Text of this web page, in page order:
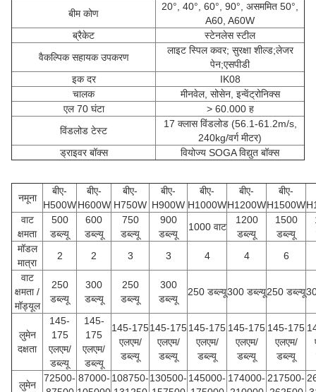
बीम कोण
20°, 40°, 60°, 90°, असममित 50°,
A60, A60W
ब्रैकेट
स्टेनलेस स्टील
वैकल्पिक सहायक उपकरण
लाइट स्पिल कवर; सुरक्षा शील्ड;लेजर
पेन;एसपीडी
इक दर
IK08
चालक
मीनवेल, सोसेन, इन्वेंट्रोनिक्स
एल 70 घंटा
> 60.000 ह
विंडलोड टेस्ट
17 क्लास विंडलोड (56.1-61.2m/s,
240kg/वर्ग मीटर)
ड्राइवर बॉक्स
वियोज्य SOGA विद्युत बॉक्स
नमूना
बीए-
H500W
बीए-
H600W
बीए-
H750W
बीए-
H900W
बीए-
H1000W
बीए-
H1200W
बीए-
H1500W
वाट
क्षमता
500
डब्ल्यू
600
डब्ल्यू
750
डब्ल्यू
900
डब्ल्यू
1000 वाट
1200
डब्ल्यू
1500
डब्ल्यू
मॉडल
मात्रा
2 2 3 3 4 4
6
वाट
क्षमता /
मॉड्यूल
250
डब्ल्यू
300
डब्ल्यू
250
डब्ल्यू
300
डब्ल्यू
250 डब्ल्यू300 डब्ल्यू250 डब्ल्यू
लुमेन
दक्षता
145-
175
एलएम/
डब्ल्यू
145-
175
एलएम/
डब्ल्यू
145-175
एलएम/
डब्ल्यू
145-175
एलएम/
डब्ल्यू
145-175
एलएम/
डब्ल्यू
145-175
एलएम/
डब्ल्यू
145-175
एलएम/
डब्ल्यू
लुमेन
72500- 87000- 108750-130500- 145000- 174000- 217500-